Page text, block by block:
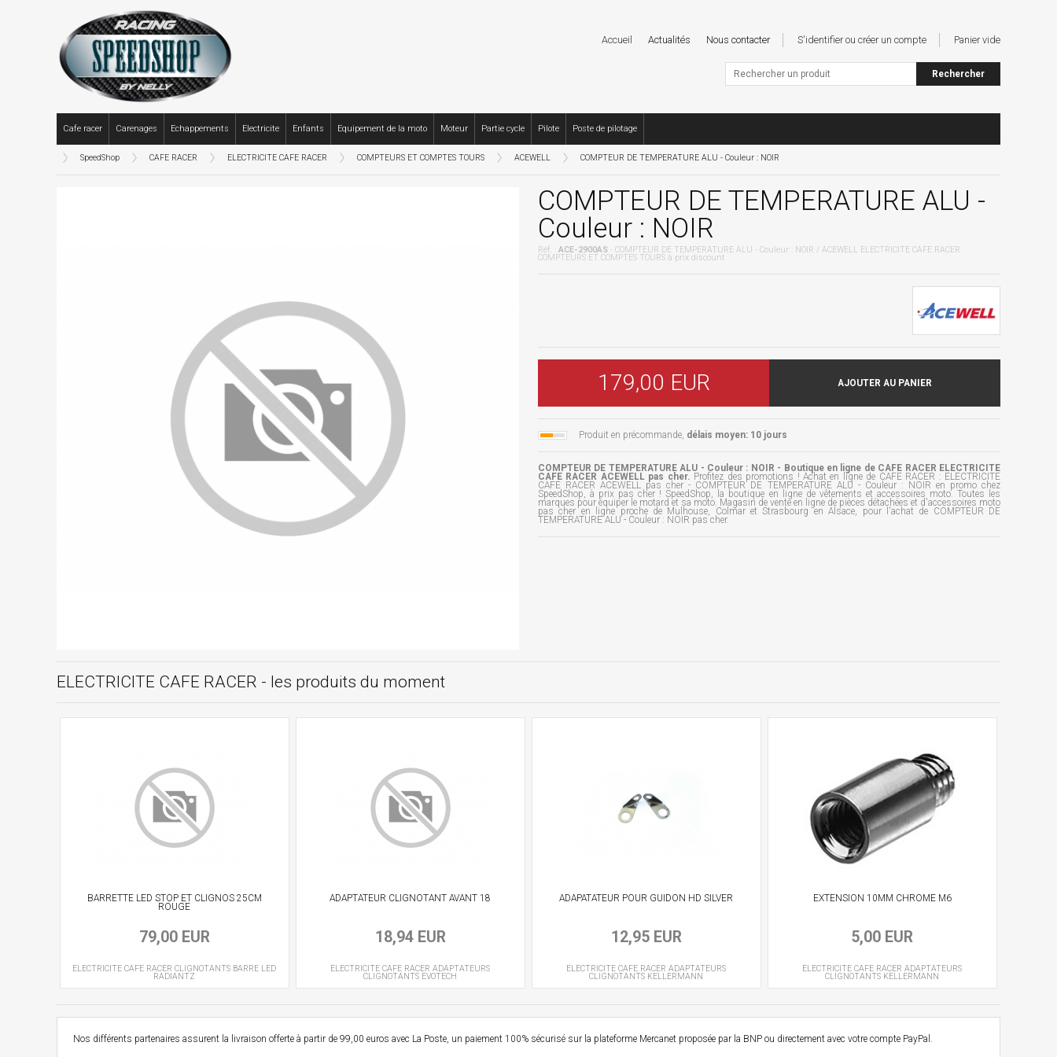
Cafe racer Carenages Echappements Electricite Enfants Equipement de la moto Moteur Partie cycle Pilote Poste de pilotage
Accueil Actualités Nous contacter S'identifier ou créer un compte Panier vide
SpeedShop CAFE RACER ELECTRICITE CAFE RACER COMPTEURS ET COMPTES TOURS ACEWELL COMPTEUR DE TEMPERATURE ALU - Couleur : NOIR
COMPTEUR DE TEMPERATURE ALU -
Couleur : NOIR
Réf. : ACE-2900AS - COMPTEUR DE TEMPERATURE ALU - Couleur : NOIR / ACEWELL ELECTRICITE CAFE RACER
COMPTEURS ET COMPTES TOURS à prix discount
179,00 EUR AJOUTER AU PANIER
Produit en précommande, délais moyen: 10 jours
COMPTEUR DE TEMPERATURE ALU - Couleur : NOIR - Boutique en ligne de CAFE RACER ELECTRICITE
CAFE RACER ACEWELL pas cher. Profitez des promotions ! Achat en ligne de CAFE RACER : ELECTRICITE
CAFE RACER ACEWELL pas cher - COMPTEUR DE TEMPERATURE ALU - Couleur : NOIR en promo chez
SpeedShop, à prix pas cher ! SpeedShop, la boutique en ligne de vêtements et accessoires moto. Toutes les
marques pour équiper le motard et sa moto. Magasin de vente en ligne de pièces détachées et d'accessoires moto
pas cher en ligne proche de Mulhouse, Colmar et Strasbourg en Alsace, pour l'achat de COMPTEUR DE
TEMPERATURE ALU - Couleur : NOIR pas cher.
ELECTRICITE CAFE RACER - les produits du moment
BARRETTE LED STOP ET CLIGNOS 25CM
ROUGE
79,00 EUR
ELECTRICITE CAFE RACER CLIGNOTANTS BARRE LED
RADIANTZ
ADAPTATEUR CLIGNOTANT AVANT 18
18,94 EUR
ELECTRICITE CAFE RACER ADAPTATEURS
CLIGNOTANTS EVOTECH
ADAPATATEUR POUR GUIDON HD SILVER
12,95 EUR
ELECTRICITE CAFE RACER ADAPTATEURS
CLIGNOTANTS KELLERMANN
EXTENSION 10MM CHROME M6
5,00 EUR
ELECTRICITE CAFE RACER ADAPTATEURS
CLIGNOTANTS KELLERMANN
Nos différents partenaires assurent la livraison offerte à partir de 99,00 euros avec La Poste, un paiement 100% sécurisé sur la plateforme Mercanet proposée par la BNP ou directement avec votre compte PayPal.